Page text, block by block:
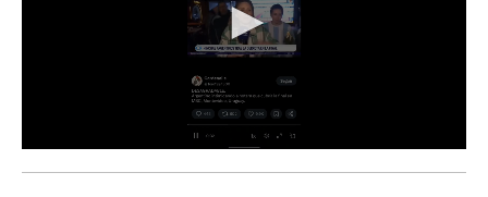
s